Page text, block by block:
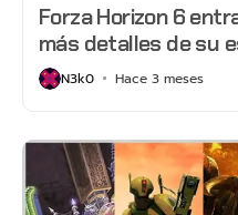
Forza Horizon 6
más detalles de su
N3k0 Hace 3 meses